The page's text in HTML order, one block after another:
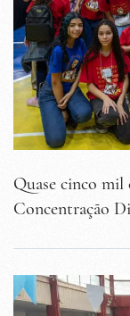
Quase cinco mil
Concentração